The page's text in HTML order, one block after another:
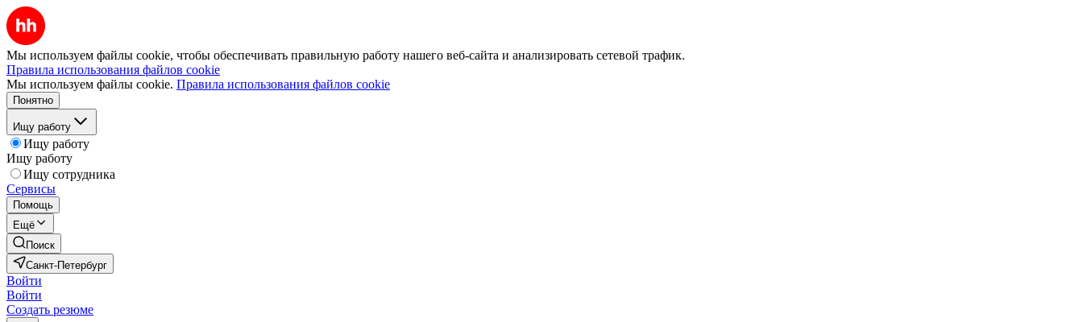
Мы используем файлы cookie, чтобы обеспечивать правильную работу нашего веб-сайта и анализировать сетевой трафик.
Правила использования файлов cookie
Мы используем файлы cookie. Правила использования файлов cookie
Понятно
Ищу работу
Ищу работу
Ищу работу
Ищу сотрудника
Сервисы
Помощь
Ещё
Поиск
Санкт-Петербург
Войти
Войти
Создать резюме